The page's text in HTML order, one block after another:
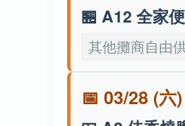
🏪 A12 全家
其他攤商自由
📅 03/28 (六)